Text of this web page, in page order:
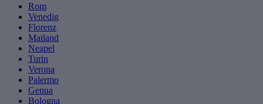
Rom
Venedig
Florenz
Mailand
Neapel
Turin
Verona
Palermo
Genua
Bologna